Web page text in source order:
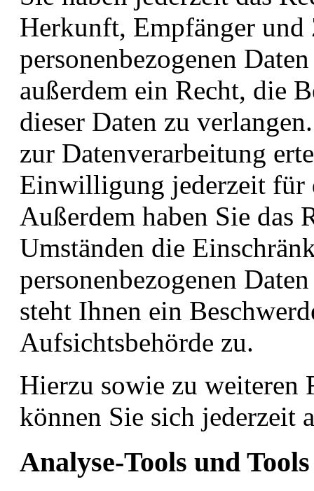
Herkunft, Empfänger und
personenbezogenen
außerdem ein Recht, die
dieser Daten zu
zur Datenverarbeitung
Einwilligung jederzeit
Außerdem haben Sie das
Umständen die
personenbezogenen
steht Ihnen ein
Aufsichtsbehörde zu.
Hierzu sowie zu weiteren
können Sie sich jederzeit
Analyse-Tools und